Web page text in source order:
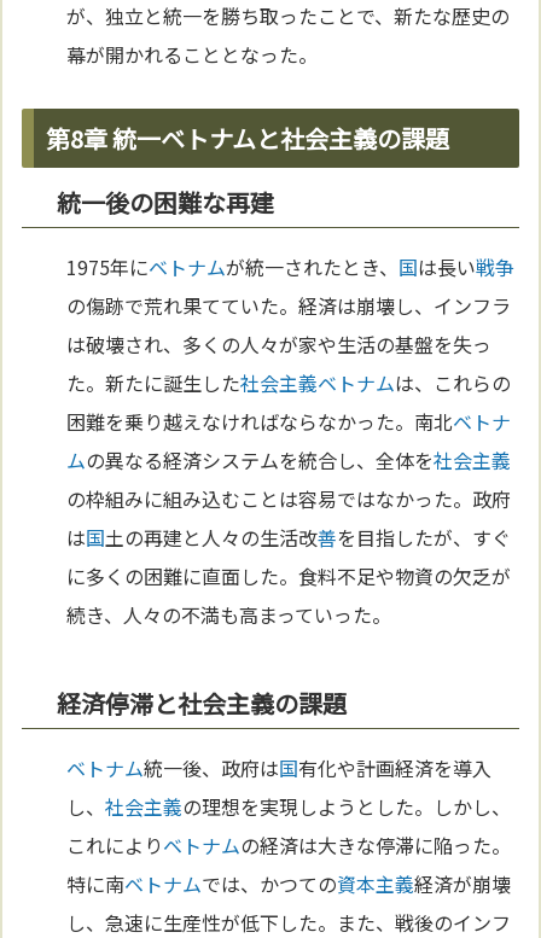
が、独立と統一を勝ち取ったことで、新たな歴史の
幕が開かれることとなった。
第8章 統一ベトナムと社会主義の課題
統一後の困難な再建
1975年にベトナムが統一されたとき、 国は長い戦争
の傷跡で荒れ果てていた。経済は崩壊し、インフラ
は破壊され、多くの人々が家や生活の基盤を失っ
た。新たに誕生した社会主義ベトナムは、これらの
困難を乗り越えなければならなかった。南北ベトナ
ムの異なる経済システムを統合し、全体を社会主義
の枠組みに組み込むことは容易ではなかった。政府
は国土の再建と人々の生活改善を目指したが、すぐ
に多くの困難に直面した。食料不足や物資の欠乏が
続き、人々の不満も高まっていった。
経済停滞と社会主義の課題
ベトナム統一後、政府は国有化や計画経済を導入
し、社会主義の理想を実現しようとした。しかし、
これによりベトナムの経済は大きな停滞に陥った。
特に南ベトナムでは、かつての資本主義経済が崩壊
し、急速に生産性が低下した。また、戦後のインフ